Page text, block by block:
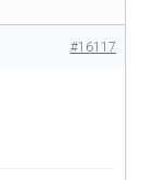
#16117